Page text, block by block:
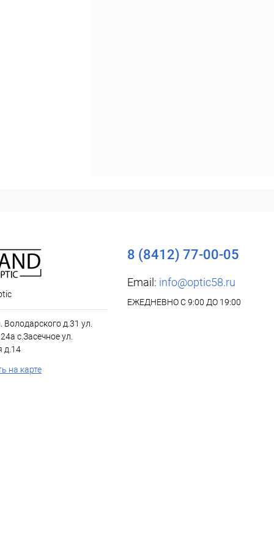
Володарского д.31 ул.
с.Засечное ул.
д.14
на карте
8 (8412) 77-00-05
Email: info@optic58.ru
ЕЖЕДНЕВНО С 9:00 ДО 19:00